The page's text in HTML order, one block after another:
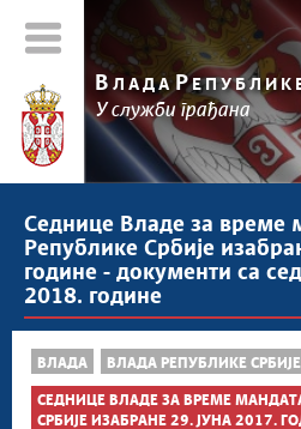
В ЛАДА Р
У служби грађана
Седнице Владе за време
Републике Србије
године - документи са
2018. године
ВЛАДА ВЛАДА РЕПУБЛИКЕ СРБИЈЕ
СЕДНИЦЕ ВЛАДЕ ЗА ВРЕМЕ
СРБИЈЕ ИЗАБРАНЕ 29. ЈУНА 2017.